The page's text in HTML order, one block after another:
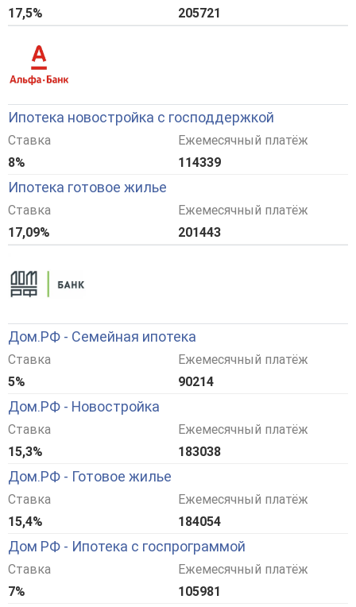
17,5%
205721
Ипотека новостройка с господдержкой
Ставка
8%
Ежемесячный платёж
114339
Ипотека готовое жилье
Ставка
17,09%
Ежемесячный платёж
201443
Дом.РФ - Семейная ипотека
Ставка
5%
Ежемесячный платёж
90214
Дом.РФ - Новостройка
Ставка
15,3%
Ежемесячный платёж
183038
Дом.РФ - Готовое жилье
Ставка
15,4%
Ежемесячный платёж
184054
Дом РФ - Ипотека с госпрограммой
Ставка
7%
Ежемесячный платёж
105981